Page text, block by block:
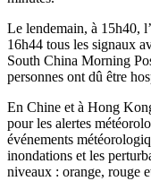
Le lendemain, à 15h40,
16h44 tous les signaux
South China Morning
personnes ont dû être
En Chine et à Hong
pour les alertes
événements
inondations et les
niveaux : orange, rouge